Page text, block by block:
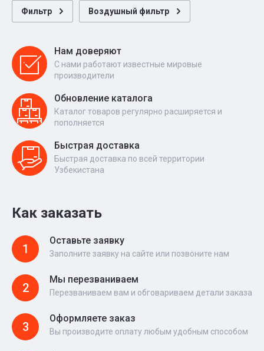
Фильтр Воздушный фильтр
Нам доверяют
С нами работают известные мировые
производители
Обновление каталога
Каталог товаров регулярно расширяется и
пополняется
Быстрая доставка
Быстрая доставка по всей территории
Узбекистана
Как заказать
1
Оставьте заявку
Заполните заявку на сайте или позвоните нам
2
Мы перезваниваем
Перезваниваем вам и обговариваем детали заказа
3
Оформляете заказ
Вы производите оплату любым удобным способом